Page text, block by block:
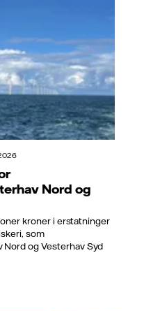
Nord og
kroner i erstatninger
som
Nord og Vesterhav Syd